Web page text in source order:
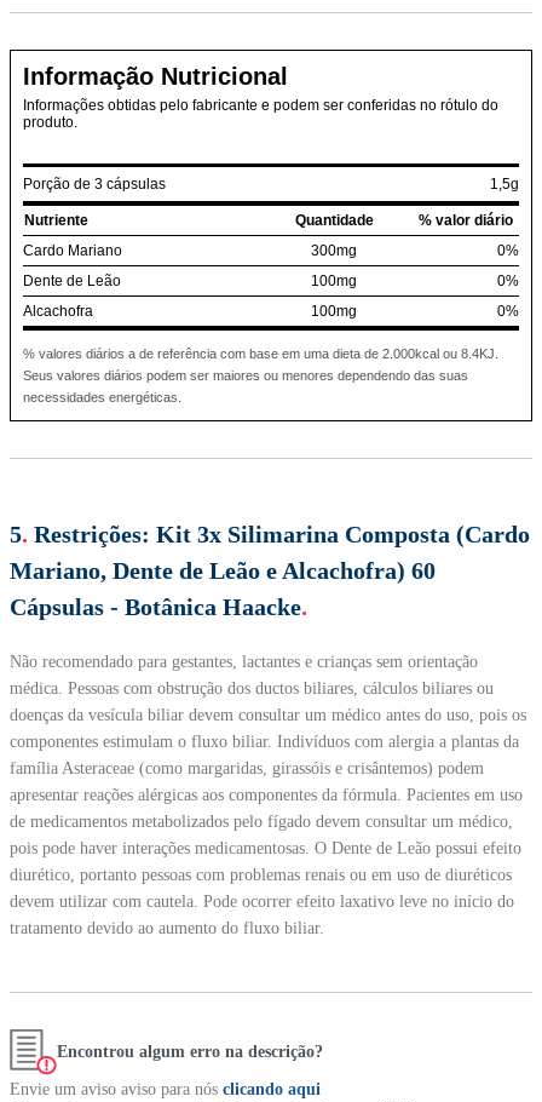
Informação Nutricional
Informações obtidas pelo fabricante e podem ser conferidas no rótulo do
produto.
Porção de 3 cápsulas 1,5g
Nutriente Quantidade
% valor diário
Cardo Mariano
300mg
0%
Dente de Leão
100mg
0%
Alcachofra
100mg 0%
% valores diários a de referência com base em uma dieta de 2.000kcal ou 8.4KJ.
Seus valores diários podem ser maiores ou menores dependendo das suas
necessidades energéticas.
5. Restrições: Kit 3x Silimarina Composta (Cardo
Mariano, Dente de Leão e Alcachofra) 60
Cápsulas - Botânica Haacke.
Não recomendado para gestantes, lactantes e crianças sem orientação
médica. Pessoas com obstrução dos ductos biliares, cálculos biliares ou
doenças da vesícula biliar devem consultar um médico antes do uso, pois os
componentes estimulam o fluxo biliar. Indivíduos com alergia a plantas da
família Asteraceae (como margaridas, girassóis e crisântemos) podem
apresentar reações alérgicas aos componentes da fórmula. Pacientes em uso
de medicamentos metabolizados pelo fígado devem consultar um médico,
pois pode haver interações medicamentosas. O Dente de Leão possui efeito
diurético, portanto pessoas com problemas renais ou em uso de diuréticos
devem utilizar com cautela. Pode ocorrer efeito laxativo leve no início do
tratamento devido ao aumento do fluxo biliar.
Encontrou algum erro na descrição?
Envie um aviso aviso para nós clicando aqui